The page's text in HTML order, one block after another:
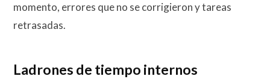
momento, errores que no se corrigieron y tareas
retrasadas.
Ladrones de tiempo internos